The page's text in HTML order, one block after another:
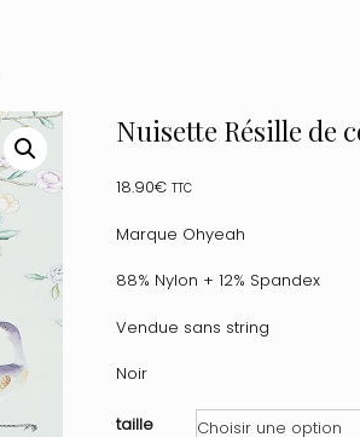
Nuisette Résille de
18.90€ TTC
Marque Ohyeah
88% Nylon + 12% Spandex
Vendue sans string
Noir
taille